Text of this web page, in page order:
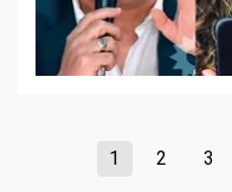
1 2 3